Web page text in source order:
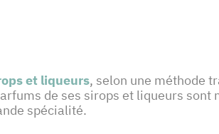
et liqueurs, selon une méthode
de ses sirops et liqueurs
spécialité.